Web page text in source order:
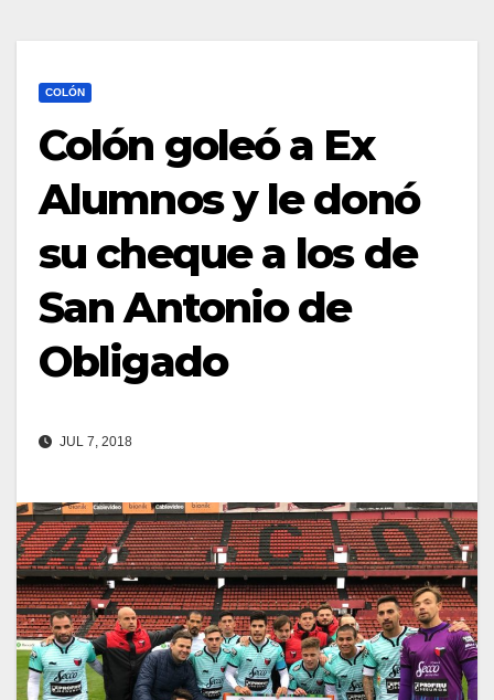
COLÓN
Colón goleó a Ex
Alumnos y le donó
su cheque a los de
San Antonio de
Obligado
JUL 7, 2018